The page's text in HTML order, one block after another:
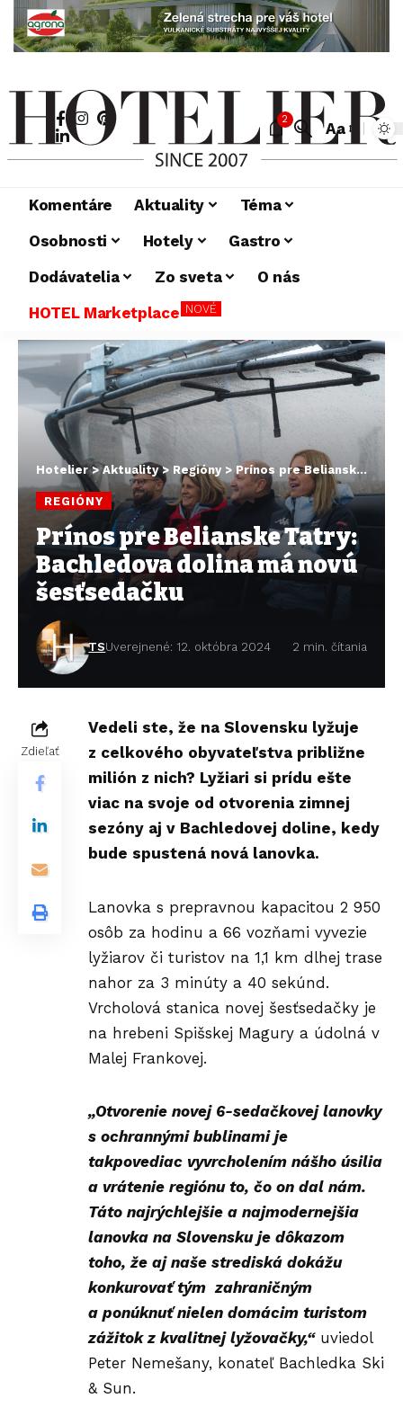
2
Aa
Komentáre Aktuality
Téma
Osobnosti
Hotely
Gastro
Dodávatelia
Zo sveta
O nás
HOTEL Marketplace NOVÉ
Hotelier>Aktuality> Regióny >Prínos pre Belianske Tatry: Bachledova dolina má novú šesťsedačku
REGIÓNY
Prínos pre Belianske Tatry:
Bachledova dolina má novú
šesťsedačku
TSUverejnené: 12. októbra 2024 2 min. čítania
Zdieľať
Vedeli ste, že na Slovensku lyžuje
z celkového obyvateľstva približne
milión z nich? Lyžiari si prídu ešte
viac na svoje od otvorenia zimnej
sezóny aj v Bachledovej doline, kedy
bude spustená nová lanovka.
Lanovka s prepravnou kapacitou 2 950
osôb za hodinu a 66 vozňami vyvezie
lyžiarov či turistov na 1,1 km dlhej trase
nahor za 3 minúty a 40 sekúnd.
Vrcholová stanica novej šesťsedačky je
na hrebeni Spišskej Magury a údolná v
Malej Frankovej.
„Otvorenie novej 6-sedačkovej lanovky
s ochrannými bublinami je
takpovediac vyvrcholením nášho úsilia
a vrátenie regiónu to, čo on dal nám.
Táto najrýchlejšie a najmodernejšia
lanovka na Slovensku je dôkazom
toho, že aj naše strediská dokážu
konkurovať tým zahraničným
a ponúknuť nielen domácim turistom
zážitok z kvalitnej lyžovačky,“uviedol
Peter Nemešany, konateľ Bachledka Ski
& Sun.